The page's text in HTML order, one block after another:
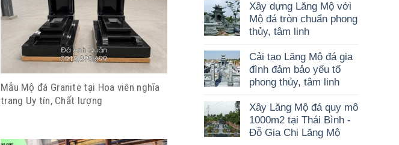
Mẫu Mộ đá Granite tại Hoa viên nghĩa
trang Uy tín, Chất lượng
Xây dựng Lăng Mộ với
Mộ đá tròn chuẩn phong
thủy, tâm linh
Cải tạo Lăng Mộ đá gia
đình đảm bảo yếu tố
phong thủy, tâm linh
Xây Lăng Mộ đá quy mô
1000m2 tại Thái Bình -
Đỗ Gia Chi Lăng Mộ